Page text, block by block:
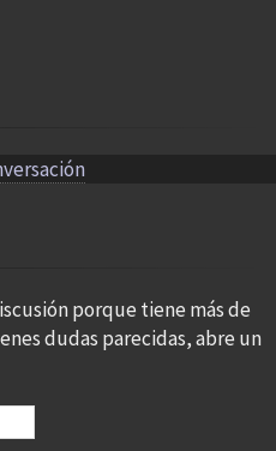
porque tiene más de
dudas parecidas, abre un